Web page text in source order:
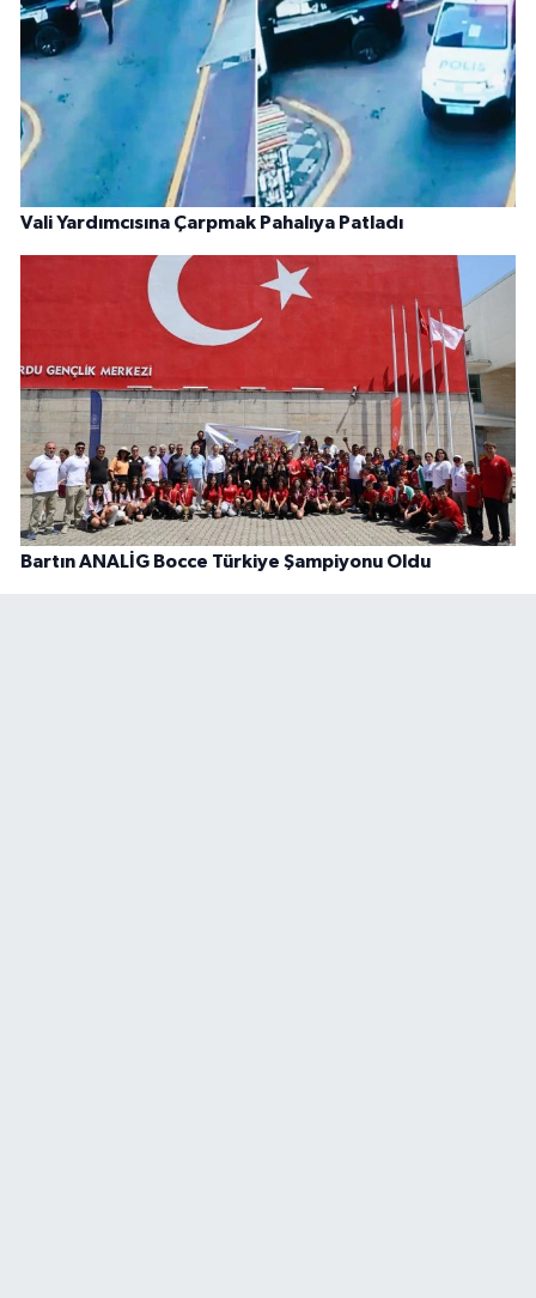
Vali Yardımcısına Çarpmak Pahalıya Patladı
Bartın ANALİG Bocce Türkiye Şampiyonu Oldu